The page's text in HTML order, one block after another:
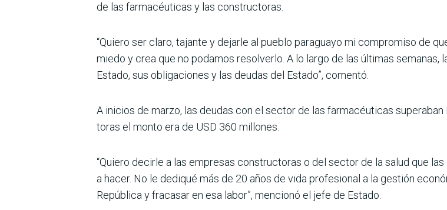
de las farmacéuticas y las constructoras.
“Quiero ser claro, tajante y dejarle al pueblo paraguayo mi com­promiso de
miedo y crea que no podamos resolverlo. A lo largo de las últi­mas
Estado, sus obligaciones y las deudas del Estado”, comentó.
A inicios de marzo, las deudas con el sector de las farmacéuticas
toras el monto era de USD 360 millones.
“Quiero decirle a las empresas constructoras o del sector de la salud que
a hacer. No le dediqué más de 20 años de vida profesio­nal a la gestión
República y fracasar en esa labor”, mencionó el jefe de Estado.